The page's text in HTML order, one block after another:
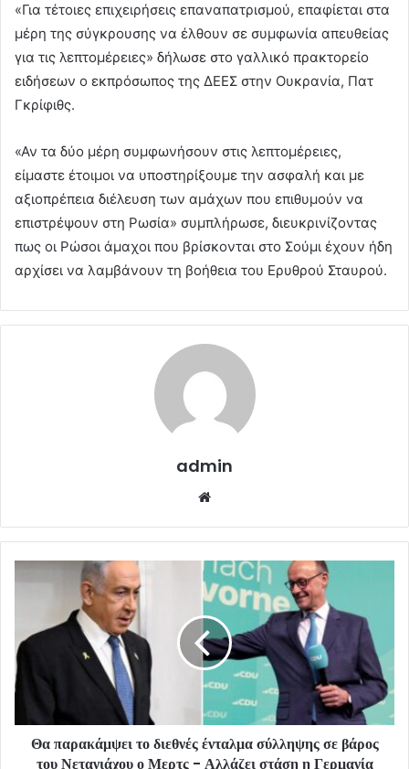
«Για τέτοιες επιχειρήσεις επαναπατρισμού, επαφίεται στα
μέρη της σύγκρουσης να έλθουν σε συμφωνία απευθείας
για τις λεπτομέρειες» δήλωσε στο γαλλικό πρακτορείο
ειδήσεων ο εκπρόσωπος της ΔΕΕΣ στην Ουκρανία, Πατ
Γκρίφιθς.
«Αν τα δύο μέρη συμφωνήσουν στις λεπτομέρειες,
είμαστε έτοιμοι να υποστηρίξουμε την ασφαλή και με
αξιοπρέπεια διέλευση των αμάχων που επιθυμούν να
επιστρέψουν στη Ρωσία» συμπλήρωσε, διευκρινίζοντας
πως οι Ρώσοι άμαχοι που βρίσκονται στο Σούμι έχουν ήδη
αρχίσει να λαμβάνουν τη βοήθεια του Ερυθρού Σταυρού.
admin
Θα παρακάμψει το διεθνές ένταλμα σύλληψης σε βάρος
του Νετανιάχου ο Μερτς - Αλλάζει στάση η Γερμανία